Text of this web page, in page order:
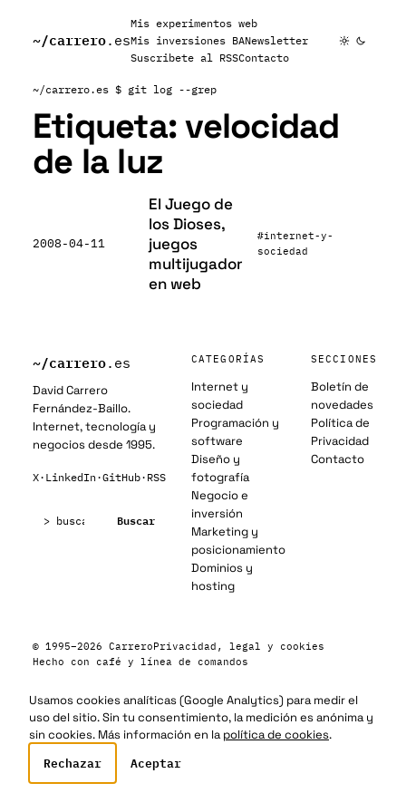
~/carrero.es
Mis experimentos web
Mis inversiones BANewsletter
Suscribete al RSSContacto
~/carrero.es $ git log --grep
Etiqueta:velocidad
de la luz
2008-04-11
El Juego de
los Dioses,
juegos
multijugador
en web
#internet-y-
sociedad
~/carrero.es
David Carrero
Fernández-Baillo.
Internet, tecnología y
negocios desde 1995.
X· LinkedIn·GitHub· RSS
Buscar
CATEGORÍAS
Internet y
sociedad
Programación y
software
Diseño y
fotografía
Negocio e
inversión
Marketing y
posicionamiento
Dominios y
hosting
SECCIONES
Boletín de
novedades
Política de
Privacidad
Contacto
© 1995–2026 CarreroPrivacidad, legal y cookies
Hecho con café y línea de comandos
Usamos cookies analíticas (Google Analytics) para medir el
uso del sitio. Sin tu consentimiento, la medición es anónima y
sin cookies. Más información en lapolítica de cookies.
Rechazar Aceptar